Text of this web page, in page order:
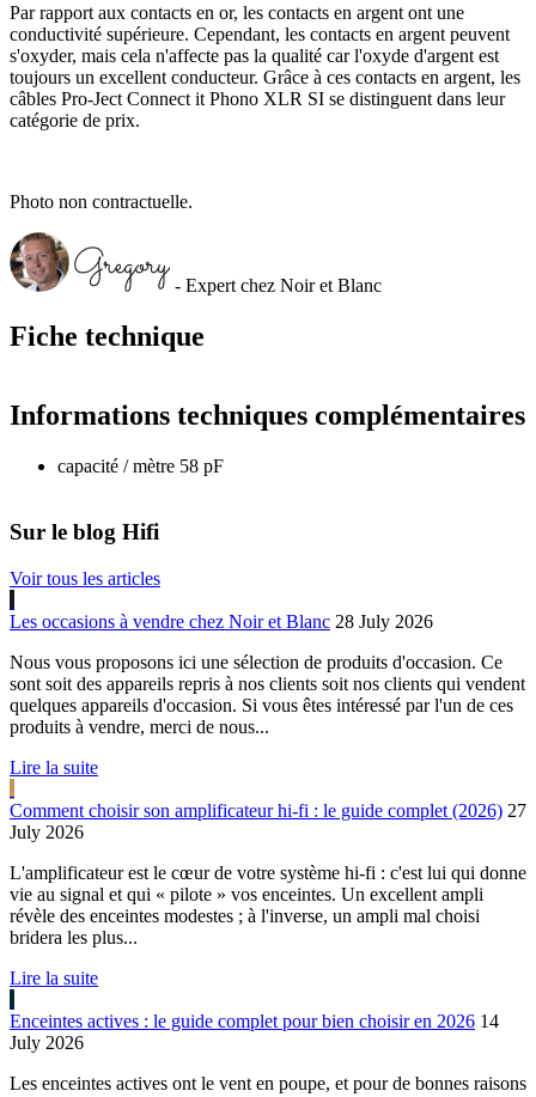
Fiche technique
Informations techniques complémentaires
capacité / mètre 58 pF
Par rapport aux contacts en or, les contacts en argent ont une
conductivité supérieure. Cependant, les contacts en argent peuvent
s'oxyder, mais cela n'affecte pas la qualité car l'oxyde d'argent est
toujours un excellent conducteur. Grâce à ces contacts en argent, les
câbles Pro-Ject Connect it Phono XLR SI se distinguent dans leur
catégorie de prix.
Photo non contractuelle.
- Expert chez Noir et Blanc
Sur le blog Hifi
Voir tous les articles
Les occasions à vendre chez Noir et Blanc 28 July 2026
Nous vous proposons ici une sélection de produits d'occasion. Ce
sont soit des appareils repris à nos clients soit nos clients qui vendent
quelques appareils d'occasion. Si vous êtes intéressé par l'un de ces
produits à vendre, merci de nous...
Lire la suite
Comment choisir son amplificateur hi-fi : le guide complet (2026) 27
July 2026
L'amplificateur est le cœur de votre système hi-fi : c'est lui qui donne
vie au signal et qui « pilote » vos enceintes. Un excellent ampli
révèle des enceintes modestes ; à l'inverse, un ampli mal choisi
bridera les plus...
Lire la suite
Enceintes actives : le guide complet pour bien choisir en 2026 14
July 2026
Les enceintes actives ont le vent en poupe, et pour de bonnes raisons